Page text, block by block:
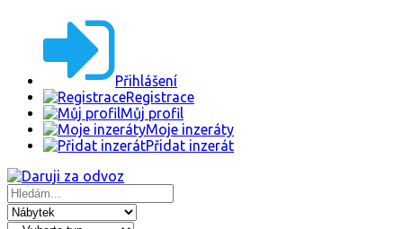
Přihlášení
Registrace
Můj profil
Moje inzeráty
Přidat inzerát